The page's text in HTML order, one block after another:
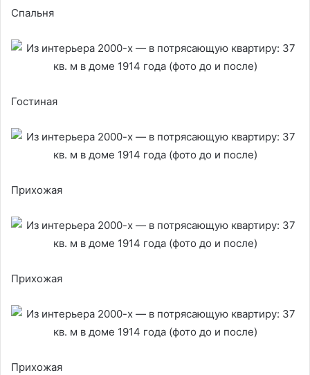
Спальня
Гостиная
Прихожая
Прихожая
Прихожая